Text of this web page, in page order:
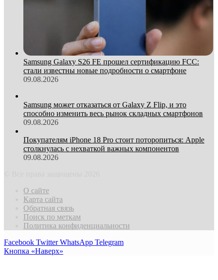
Samsung Galaxy S26 FE прошел сертификацию FCC:
стали известны новые подробности о смартфоне
09.08.2026
Samsung может отказаться от Galaxy Z Flip, и это
способно изменить весь рынок складных смартфонов
09.08.2026
Покупателям iPhone 18 Pro стоит поторопиться: Apple
столкнулась с нехваткой важных компонентов
09.08.2026
О сайте
Карта сайта
Обратная связь
Поиск по меткам
Политика конфиденциальности
Facebook Twitter WhatsApp Telegram
Кнопка «Наверх»